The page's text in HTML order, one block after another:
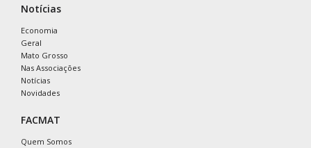
Notícias
Economia
Geral
Mato Grosso
Nas Associações
Notícias
Novidades
FACMAT
Quem Somos